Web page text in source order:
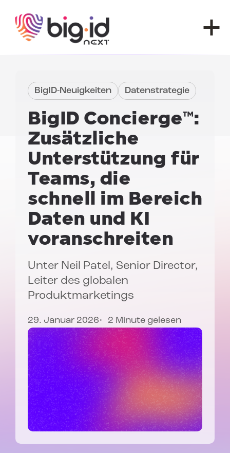
BigID-Neuigkeiten Datenstrategie
BigID Concierge™:
Zusätzliche
Unterstützung für
Teams, die
schnell im Bereich
Daten und KI
voranschreiten
Unter Neil Patel, Senior Director,
Leiter des globalen
Produktmarketings
29. Januar 2026 2 Minute gelesen